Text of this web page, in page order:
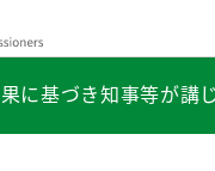
に基づき知事等が講